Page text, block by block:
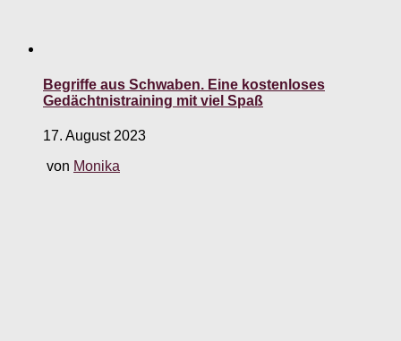
Begriffe aus Schwaben. Eine kostenloses
Gedächtnistraining mit viel Spaß
17. August 2023
von Monika